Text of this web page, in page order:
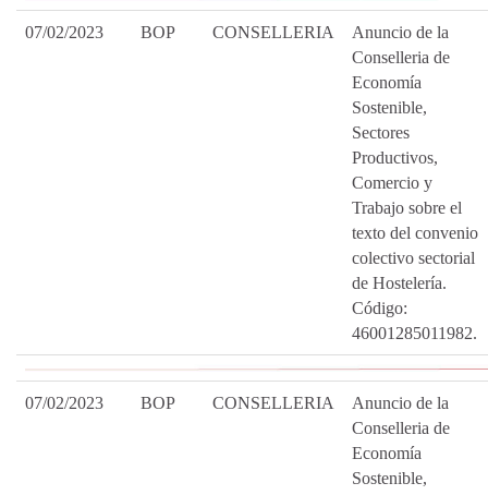
07/02/2023 BOP CONSELLERIA
Anuncio de la
Conselleria de
Economía
Sostenible,
Sectores
Productivos,
Comercio y
Trabajo sobre el
texto del convenio
colectivo sectorial
de Hostelería.
Código:
46001285011982.
07/02/2023 BOP CONSELLERIA
Anuncio de la
Conselleria de
Economía
Sostenible,